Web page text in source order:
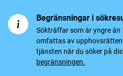
Begränsningar i
Sökträffar som är yngre än
omfattas av upphovsrätten
tjänsten när du söker på
begränsningen.